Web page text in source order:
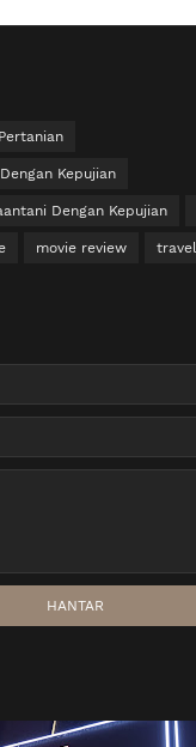
Kepujian
Dengan Kepujian
movie review travel